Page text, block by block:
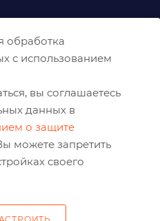
обработка
с использованием
вы соглашаетесь
данных в
о защите
можете запретить
своего